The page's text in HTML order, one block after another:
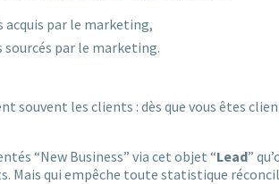
acquis par le marketing,
sourcés par le marketing.
souvent les clients : dès que vous êtes
“New Business” via cet objet “Lead”
Mais qui empêche toute statistique